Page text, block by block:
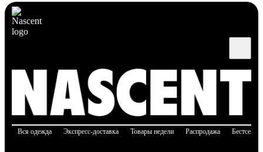
Вся одежда Экспресс-доставка Товары недели Распродажа